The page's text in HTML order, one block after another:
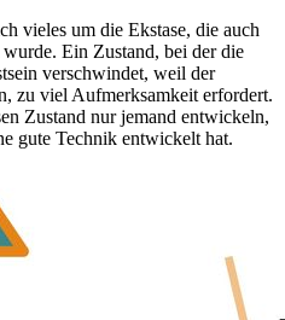
vieles um die Ekstase, die auch
Ein Zustand, bei der die
verschwindet, weil der
zu viel Aufmerksamkeit erfordert.
Zustand nur jemand entwickeln,
gute Technik entwickelt hat.